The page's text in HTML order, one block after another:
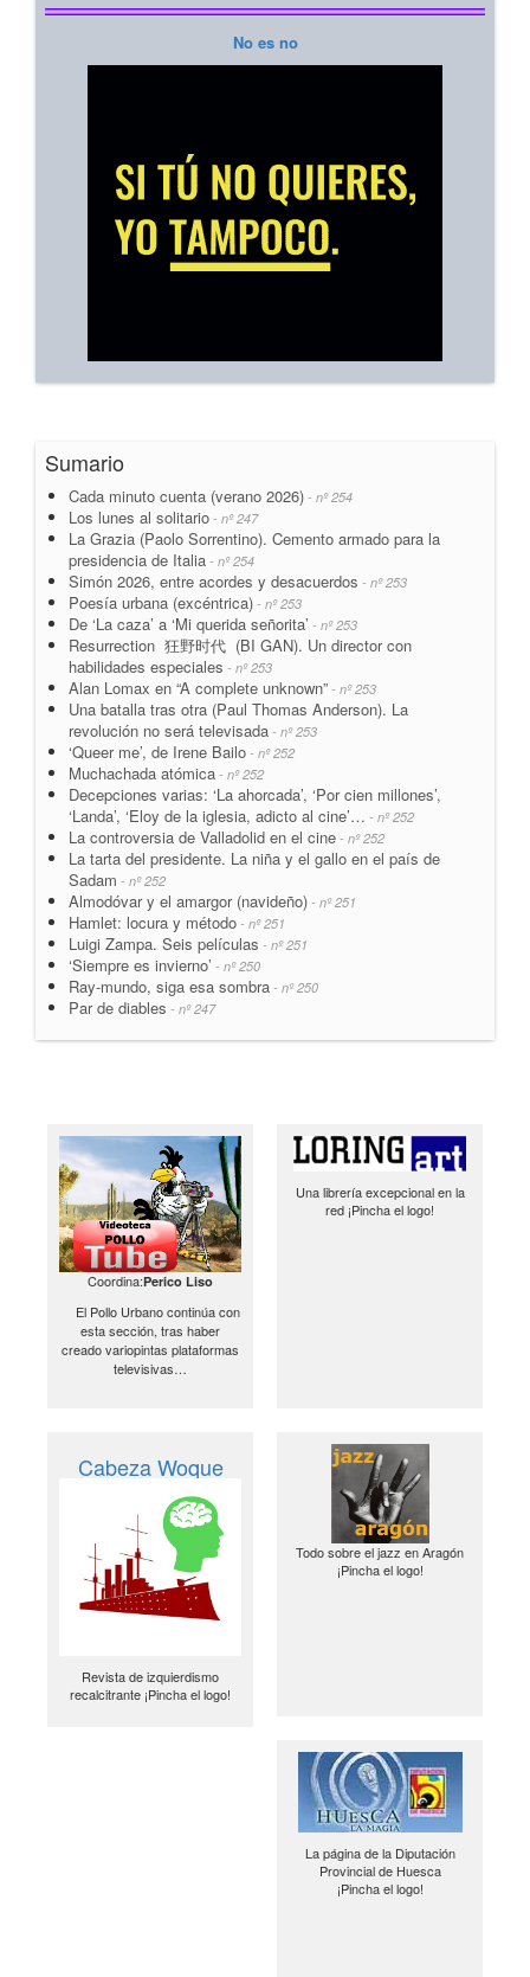
No es no
Sumario
Cada minuto cuenta (verano 2026) - nº 254
Los lunes al solitario - nº 247
La Grazia (Paolo Sorrentino). Cemento armado para la
presidencia de Italia - nº 254
Simón 2026, entre acordes y desacuerdos - nº 253
Poesía urbana (excéntrica) - nº 253
De ‘La caza’ a ‘Mi querida señorita’ - nº 253
Resurrection 狂野时代 (BI GAN). Un director con
habilidades especiales - nº 253
Alan Lomax en “A complete unknown” - nº 253
Una batalla tras otra (Paul Thomas Anderson). La
revolución no será televisada - nº 253
‘Queer me’, de Irene Bailo - nº 252
Muchachada atómica - nº 252
Decepciones varias: ‘La ahorcada’, ‘Por cien millones’,
‘Landa’, ‘Eloy de la iglesia, adicto al cine’… - nº 252
La controversia de Valladolid en el cine - nº 252
La tarta del presidente. La niña y el gallo en el país de
Sadam - nº 252
Almodóvar y el amargor (navideño) - nº 251
Hamlet: locura y método - nº 251
Luigi Zampa. Seis películas - nº 251
‘Siempre es invierno’ - nº 250
Ray-mundo, siga esa sombra - nº 250
Par de diables - nº 247
Coordina:Perico Liso
El Pollo Urbano continúa con
esta sección, tras haber
creado variopintas plataformas
televisivas…
Una librería excepcional en la
red ¡Pincha el logo!
Cabeza Woque
Revista de izquierdismo
recalcitrante ¡Pincha el logo!
Todo sobre el jazz en Aragón
¡Pincha el logo!
La página de la Diputación
Provincial de Huesca
¡Pincha el logo!